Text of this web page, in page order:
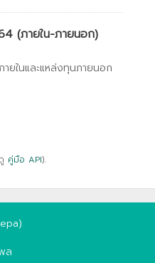
(ภายใน-ภายนอก)
ยในและแหล่งทุนภายนอก
คู่มือ API).
ล